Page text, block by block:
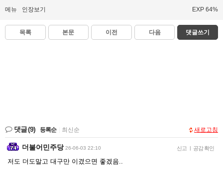
메뉴 인장보기 EXP 64%
목록 본문 이전 다음 댓글쓰기
댓글(9) 등록순 최신순 새로고침
더불어민주당 26-06-03 22:10 신고 | 공감 확인
저도 더도말고 대구만 이겼으면 좋겠음..